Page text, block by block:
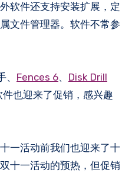
软件还支持安装扩展，定
文件管理器。软件不常参
、 Fences 6、 Disk Drill
也迎来了促销，感兴趣
一活动前我们也迎来了十
十一活动的预热，但促销